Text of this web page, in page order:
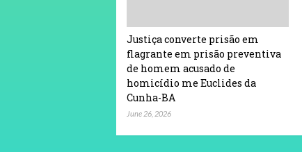
Justiça converte prisão em
flagrante em prisão preventiva
de homem acusado de
homicídio me Euclides da
Cunha-BA
June 26, 2026